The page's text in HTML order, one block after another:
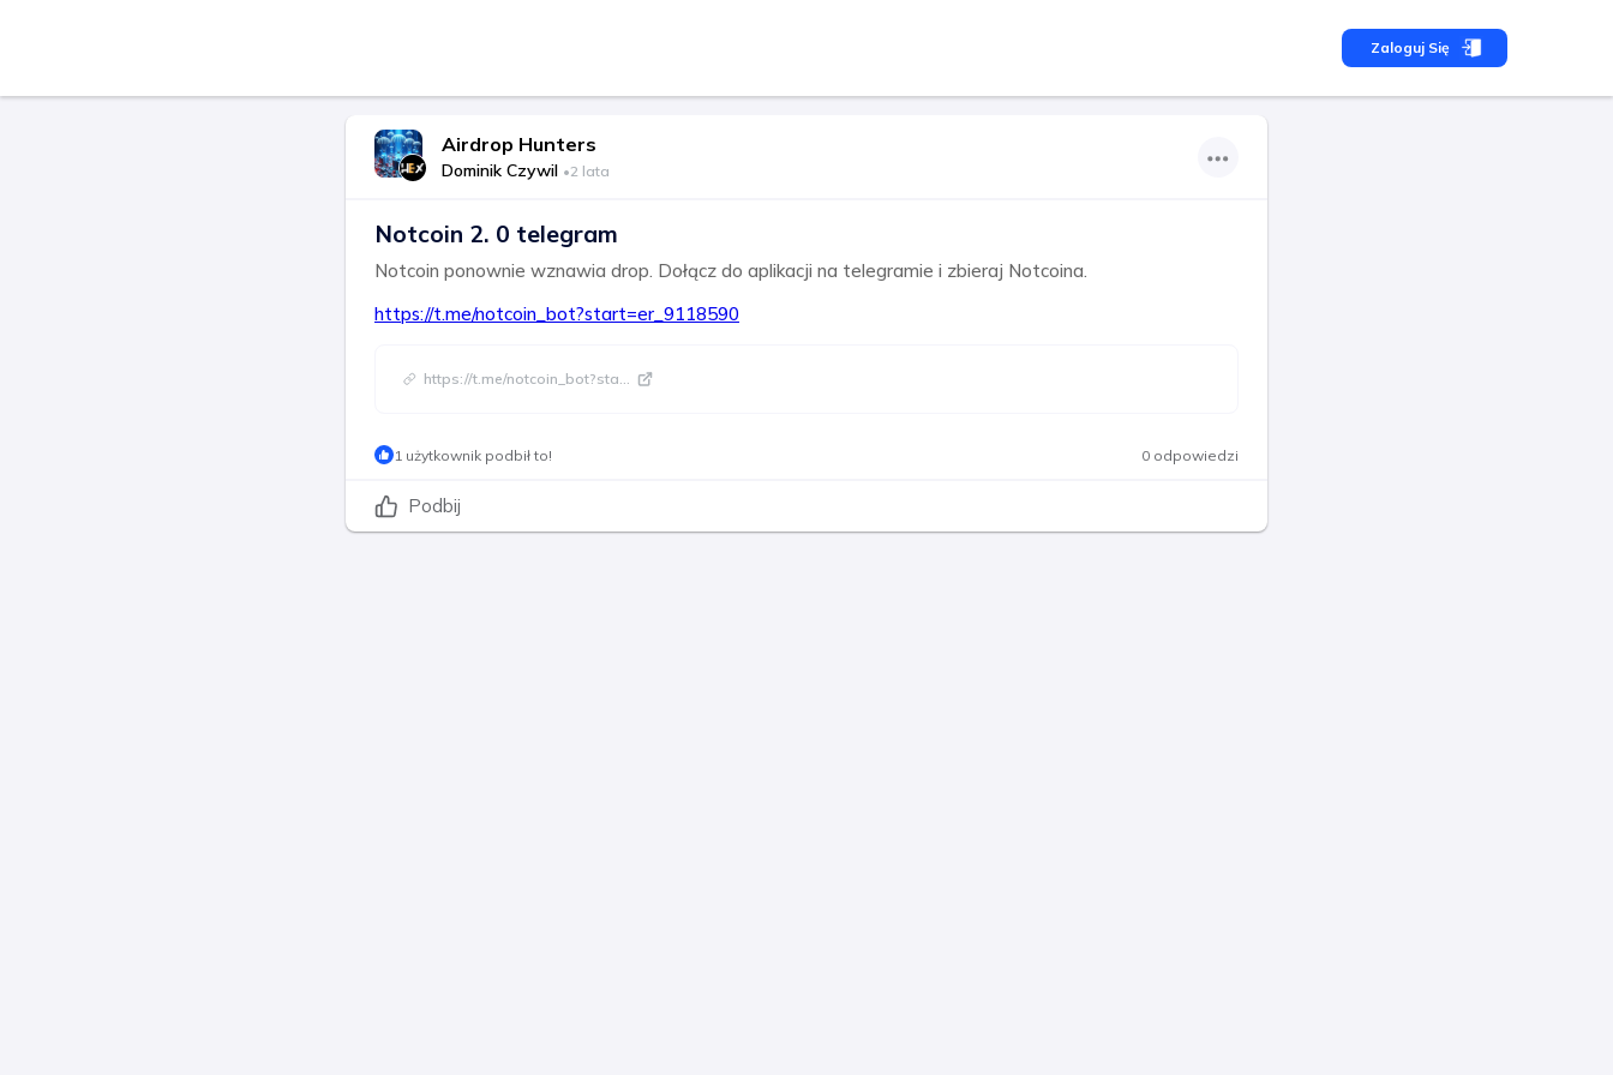
Zaloguj Się
Airdrop Hunters
Dominik Czywil •2 lata
Notcoin 2. 0 telegram
Notcoin ponownie wznawia drop. Dołącz do aplikacji na telegramie i zbieraj Notcoina.
https://t.me/notcoin_bot?start=er_9118590
https://t.me/notcoin_bot?sta...
1 użytkownik podbił to! 0 odpowiedzi
Podbij